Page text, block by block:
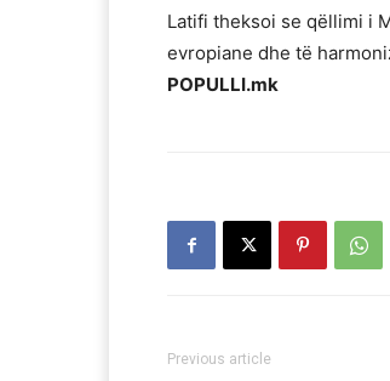
Latifi theksoi se qëllimi i
evropiane dhe të
POPULLI.mk
Previous article